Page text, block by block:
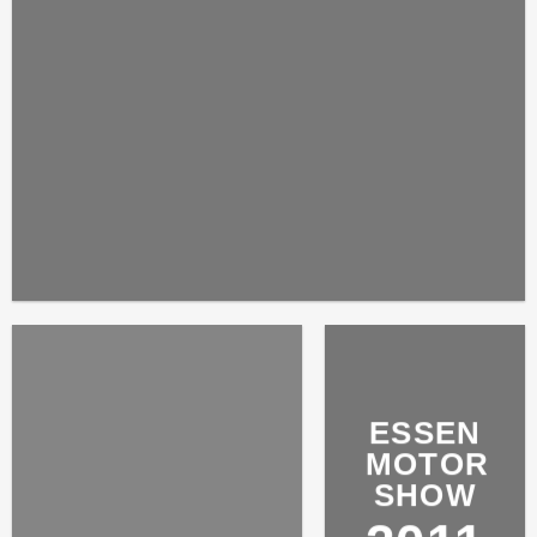
ESSEN
MOTOR
SHOW